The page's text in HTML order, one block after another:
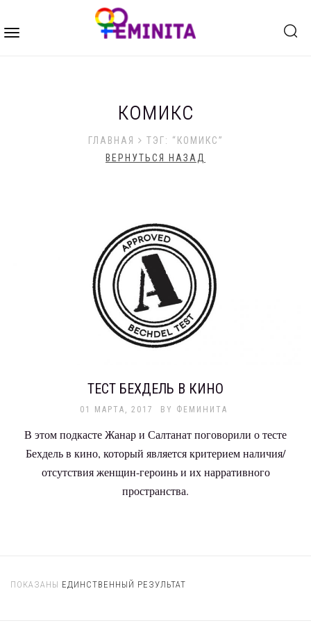
Toggle
комикс
ГЛАВНАЯ
ТЭГ: “КОМИКС”
ВЕРНУТЬСЯ НАЗАД
ТЕСТ БЕХДЕЛЬ В КИНО
01 МАРТА, 2017 BY ФЕМИНИТА
В этом подкасте Жанар и Салтанат поговорили о тесте
Бехдель в кино, который является критерием наличия/
отсутствия женщин-героинь и их нарративного
пространства.
ПОКАЗАНЫ ЕДИНСТВЕННЫЙ РЕЗУЛЬТАТ